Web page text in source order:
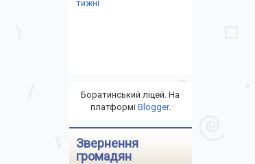
Боратинський ліцей. На
платформі Blogger.
Звернення
громадян